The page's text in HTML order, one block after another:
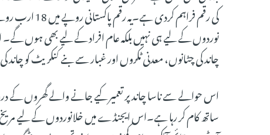
کی رقم
نوردوں کے لیے ہی نہیں بلکہ عام افراد کے لیے بھی ہوں
چاند کی چٹانوں، معدنی ٹکروں اور غبار سے بنے کنکریٹ کو
اس حوالے سے ناسا چاند پر تعمیر کیے جانے والے گھروں کے
ساتھ کام کر رہا ہے۔اس ایجنڈے میں خلانوردوں کے لیے